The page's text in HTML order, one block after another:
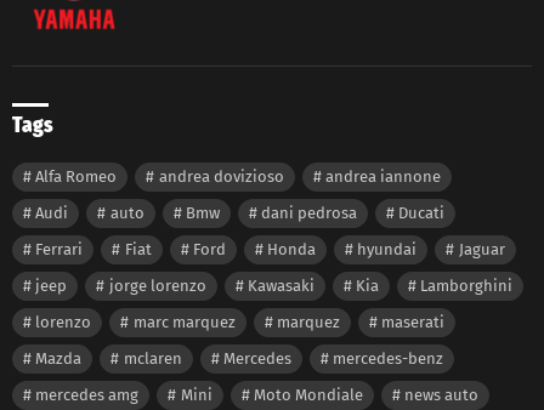
Tags
Alfa Romeo andrea dovizioso
andrea iannone
Audi
auto Bmw dani pedrosa
Ducati
Ferrari
Fiat Ford Honda hyundai
Jaguar
jeep
jorge lorenzo Kawasaki Kia
Lamborghini
lorenzo
marc marquez marquez
maserati
Mazda
mclaren Mercedes
mercedes-benz
mercedes amg
Mini Moto Mondiale
news auto